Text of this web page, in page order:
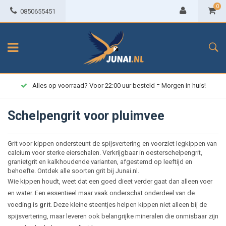
0850655451
0
Alles op voorraad? Voor 22:00 uur besteld = Morgen in huis!
Schelpengrit voor pluimvee
Grit voor kippen ondersteunt de spijsvertering en voorziet legkippen van
calcium voor sterke eierschalen. Verkrijgbaar in oesterschelpengrit,
granietgrit en kalkhoudende varianten, afgestemd op leeftijd en
behoefte. Ontdek alle soorten grit bij Junai.nl.
Wie kippen houdt, weet dat een goed dieet verder gaat dan alleen voer
en water. Een essentieel maar vaak onderschat onderdeel van de
voeding is grit. Deze kleine steentjes helpen kippen niet alleen bij de
spijsvertering, maar leveren ook belangrijke mineralen die onmisbaar zijn